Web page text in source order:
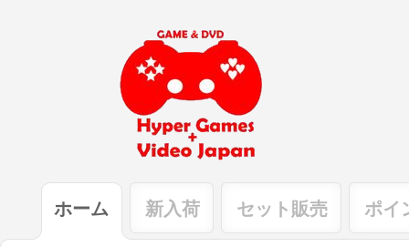
ホーム 新入荷 セット販売 ポイ